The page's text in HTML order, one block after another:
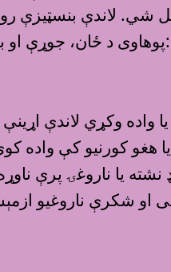
شي. لاندې بنسټيزې
پوهاوى د ځان، جوړې او بچيو د روغتيا او ښه ژوند او روغې ټولنې لپاره اړين دي او بايد ډېره پاملرنه ورته وشي:
وکړي لاندې اړينې
هغو کورنيو کې
يا ناروغۍ پرې